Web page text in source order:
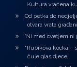
Kultura vraćena
Od petka do
otvara vrata
‘Ni med cvetjem ni
“Rubikova kocka –
čuje glas djece!